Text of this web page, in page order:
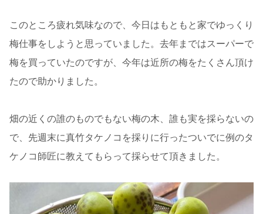
このところ疲れ気味なので、今日はもともと家でゆっくり
梅仕事をしようと思っていました。去年まではスーパーで
梅を買っていたのですが、今年は近所の梅をたくさん頂け
たので助かりました。
畑の近くの誰のものでもない梅の木、誰も実を採らないの
で、先週末に真竹タケノコを採りに行ったついでに例のタ
ケノコ師匠に教えてもらって採らせて頂きました。